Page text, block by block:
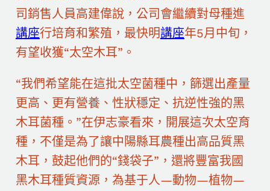
司銷售人員高建偉說，公司會繼續對母種進
講座行培育和繁殖，最快明講座年5月中旬，
有望收獲“太空木耳”。
“我們希望能在這批太空菌種中，篩選出產量
更高、更有營養、性狀穩定、抗逆性強的黑
木耳菌種。”在伊志豪看來，開展這次太空育
種，不僅是為了讓中陽縣耳農種出高品質黑
木耳，鼓起他們的“錢袋子”，還將豐富我國
黑木耳種質資源，為基于人—動物—植物—